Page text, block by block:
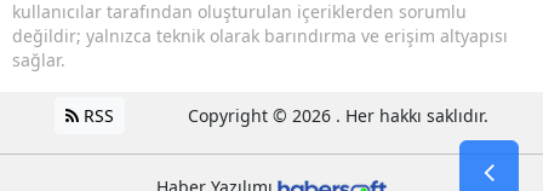
kullanıcılar tarafından oluşturulan içeriklerden sorumlu
değildir; yalnızca teknik olarak barındırma ve erişim altyapısı
sağlar.
RSS Copyright © 2026 . Her hakkı saklıdır.